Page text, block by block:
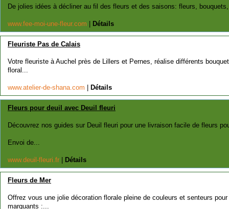
De jolies idées à décliner au fil des fleurs et des saisons: fleurs,
www.fee-moi-une-fleur.com Détails
Fleuriste Pas de Calais
Votre fleuriste à Auchel près de Lillers et Pernes, réalise différents
floral...
www.atelier-de-shana.com Détails
Fleurs pour deuil avec Deuil fleuri
Découvrez nos guides sur Deuil fleuri pour une livraison facile de fleurs
Envoi de...
www.deuil-fleuri.fr Détails
Fleurs de Mer
Offrez vous une jolie décoration florale pleine de couleurs et senteurs
marquants :...